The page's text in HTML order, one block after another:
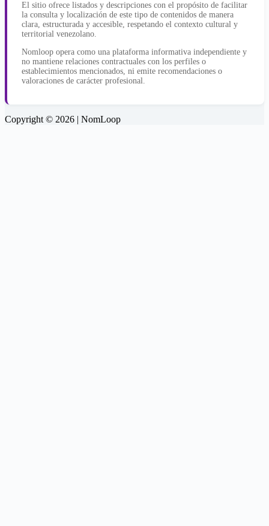
El sitio ofrece listados y descripciones con el propósito de facilitar
la consulta y localización de este tipo de contenidos de manera
clara, estructurada y accesible, respetando el contexto cultural y
territorial venezolano.
Nomloop opera como una plataforma informativa independiente y
no mantiene relaciones contractuales con los perfiles o
establecimientos mencionados, ni emite recomendaciones o
valoraciones de carácter profesional.
Copyright © 2026 | NomLoop